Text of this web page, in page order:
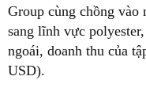
Group cùng chồng vào
sang lĩnh vực
ngoái, doanh thu của
USD).